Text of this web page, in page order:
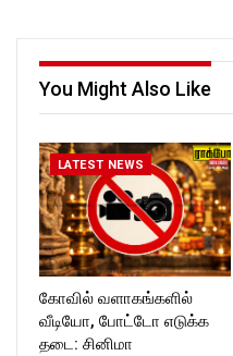
https://www.instagram.com/ro
ckforttimes/
Follow us on:
T_TIMESC
You Might Also Like
LATEST NEWS
கோவில் வளாகங்களில்
வீடியோ, போட்டோ எடுக்க
தடை: சினிமா